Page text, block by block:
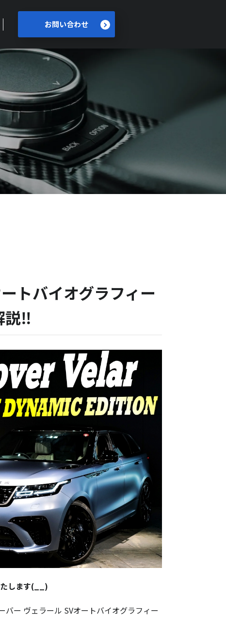
お問い合わせ
トバイオグラフィー
説‼
します(__)
ー ヴェラール SVオートバイオグラフィー